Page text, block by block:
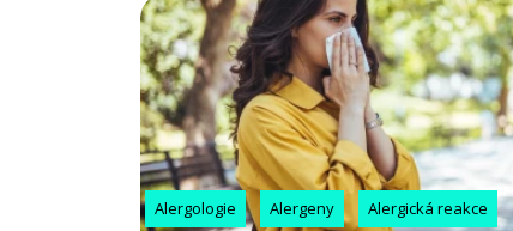
Alergologie Alergeny Alergická reakce